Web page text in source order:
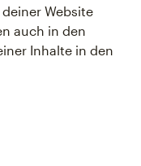
Website
auch in den
Inhalte in den